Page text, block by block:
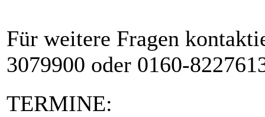
Für weitere Fragen
3079900 oder 0160-
TERMINE: